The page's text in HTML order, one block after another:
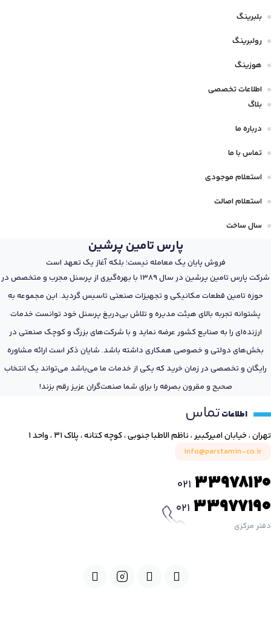
بلبرینگ
رولبرینگ
هوزینگ
اطلاعات تخصصی
بلاگ
درباره ما
تماس با ما
استعلام موجودی
استعلام اصالت
سال ساخت
پارس تامین پرشین
فروش پایان یک معامله نیست؛ بلکه آغاز یک تعهد است
شرکت پارس تامین پرشین در سال 1389 با بهره‌گیری از پرسنل مجرب و متخصص در
حوزه تامین قطعات مکانیکی و تجهیزات صنعتی تاسیس گردید. این مجموعه به
پشتوانه تجربه بالای هیئت مدیره و تلاش بی‌دریغ پرسنل خود توانست خدمات
ارزنده‌ای را به صنایع کشور عرضه نماید و با شرکت‌های بزرگ و کوچک صنعتی در
بخش‌های دولتی و خصوصی همکاری داشته باشد. شایان ذکر است ارائه مشاوره
رایگان و تخصصی در زمان خرید که یکی از خدمات ما می‌باشد می‌تواند یک انتخاب
صحیح و مقرون بصرفه را برای شما صنعت‌گران عزیز رقم بزند!
اطلاعاتتماس
تهران ، خیابان امیرکبیر ، ناظم الاطبا جنوبی ، کوچه کتانه ، پلاک ۳۱ ، واحد ۱
info@parstamin-co.ir
021 33978120
021 33977190
دفتر مرکزی